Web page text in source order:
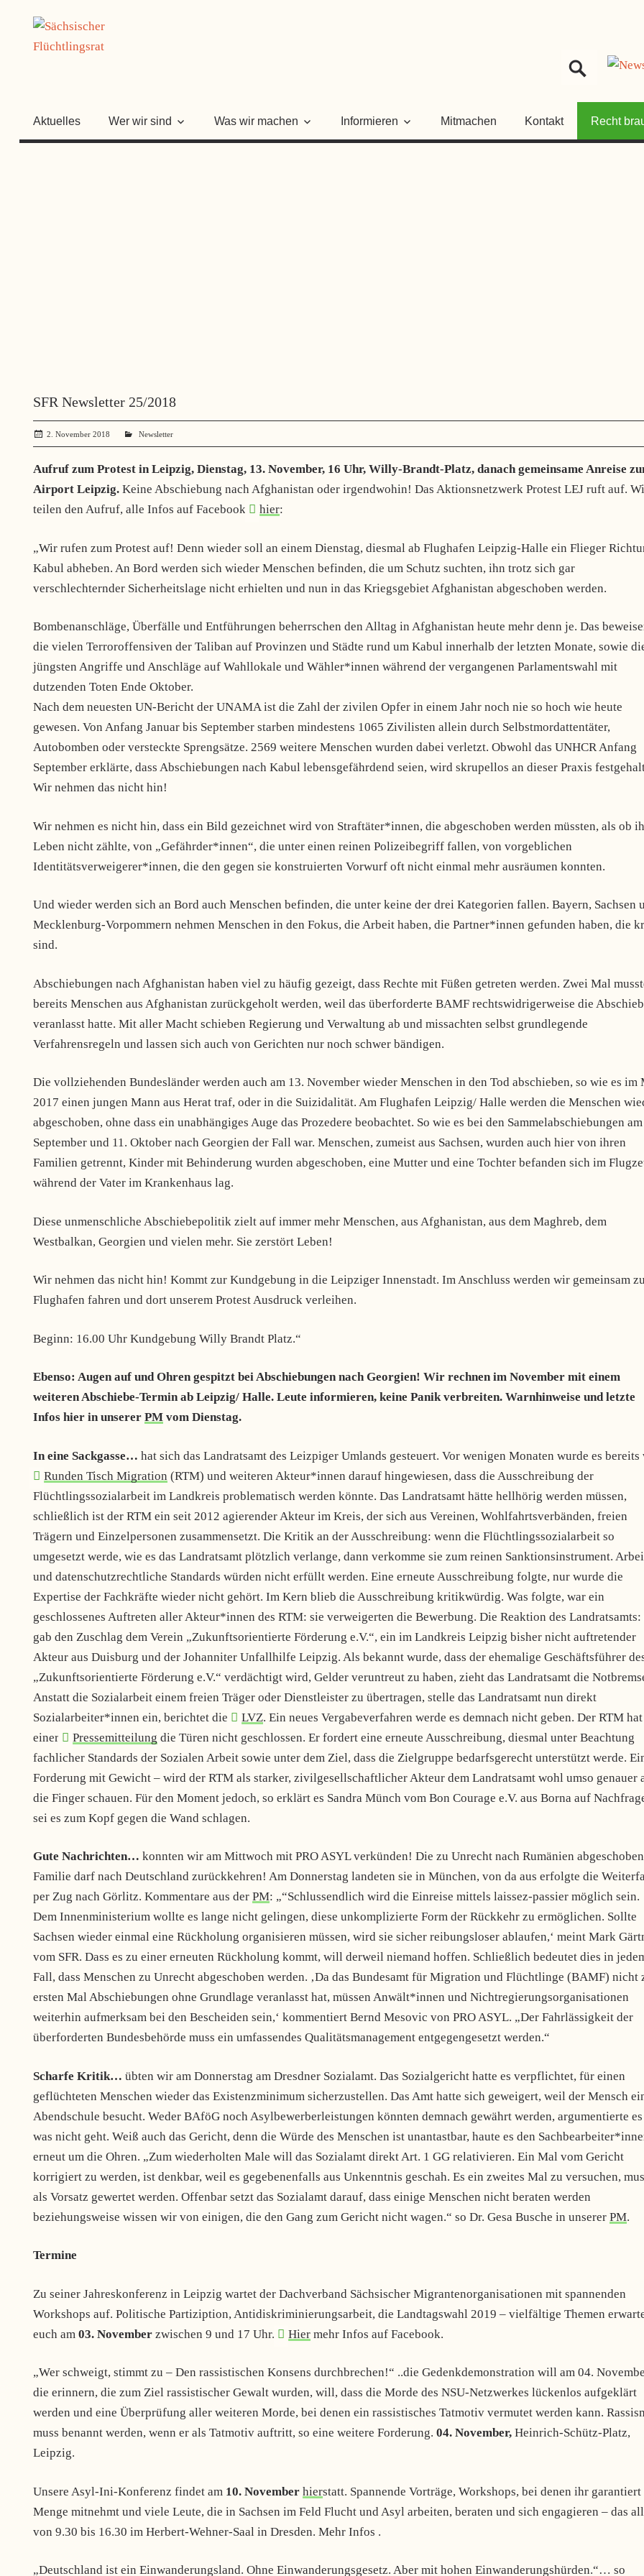
springen
Aktuelles Wer wir sind Was wir machen Informieren Mitmachen Kontakt Recht
SFR Newsletter 25/2018
2. November 2018 administrator
Newsletter
Aufruf zum Protest in Leipzig, Dienstag, 13. November, 16 Uhr, Willy-Brandt-Platz, danach gemeinsame Anreise
Airport Leipzig. Keine Abschiebung nach Afghanistan oder irgendwohin! Das Aktionsnetzwerk Protest LEJ ruft auf.
teilen den Aufruf, alle Infos auf Facebook
hier:
„Wir rufen zum Protest auf! Denn wieder soll an einem Dienstag, diesmal ab Flughafen Leipzig-Halle ein Flieger
Kabul abheben. An Bord werden sich wieder Menschen befinden, die um Schutz suchten, ihn trotz sich gar
verschlechternder Sicherheitslage nicht erhielten und nun in das Kriegsgebiet Afghanistan abgeschoben werden.
Bombenanschläge, Überfälle und Entführungen beherrschen den Alltag in Afghanistan heute mehr denn je. Das
die vielen Terroroffensiven der Taliban auf Provinzen und Städte rund um Kabul innerhalb der letzten Monate, sowie
jüngsten Angriffe und Anschläge auf Wahllokale und Wähler*innen während der vergangenen Parlamentswahl mit
dutzenden Toten Ende Oktober.
Nach dem neuesten UN-Bericht der UNAMA ist die Zahl der zivilen Opfer in einem Jahr noch nie so hoch wie heute
gewesen. Von Anfang Januar bis September starben mindestens 1065 Zivilisten allein durch Selbstmordattentäter,
Autobomben oder versteckte Sprengsätze. 2569 weitere Menschen wurden dabei verletzt. Obwohl das UNHCR Anfang
September erklärte, dass Abschiebungen nach Kabul lebensgefährdend seien, wird skrupellos an dieser Praxis
Wir nehmen das nicht hin!
Wir nehmen es nicht hin, dass ein Bild gezeichnet wird von Straftäter*innen, die abgeschoben werden müssten, als ob
Leben nicht zählte, von „Gefährder*innen“, die unter einen reinen Polizeibegriff fallen, von vorgeblichen
Identitätsverweigerer*innen, die den gegen sie konstruierten Vorwurf oft nicht einmal mehr ausräumen konnten.
Und wieder werden sich an Bord auch Menschen befinden, die unter keine der drei Kategorien fallen. Bayern, Sachsen
Mecklenburg-Vorpommern nehmen Menschen in den Fokus, die Arbeit haben, die Partner*innen gefunden haben, die
sind.
Abschiebungen nach Afghanistan haben viel zu häufig gezeigt, dass Rechte mit Füßen getreten werden. Zwei Mal
bereits Menschen aus Afghanistan zurückgeholt werden, weil das überforderte BAMF rechtswidrigerweise die
veranlasst hatte. Mit aller Macht schieben Regierung und Verwaltung ab und missachten selbst grundlegende
Verfahrensregeln und lassen sich auch von Gerichten nur noch schwer bändigen.
Die vollziehenden Bundesländer werden auch am 13. November wieder Menschen in den Tod abschieben, so wie es im
2017 einen jungen Mann aus Herat traf, oder in die Suizidalität. Am Flughafen Leipzig/ Halle werden die Menschen
abgeschoben, ohne dass ein unabhängiges Auge das Prozedere beobachtet. So wie es bei den Sammelabschiebungen am
September und 11. Oktober nach Georgien der Fall war. Menschen, zumeist aus Sachsen, wurden auch hier von ihren
Familien getrennt, Kinder mit Behinderung wurden abgeschoben, eine Mutter und eine Tochter befanden sich im
während der Vater im Krankenhaus lag.
Diese unmenschliche Abschiebepolitik zielt auf immer mehr Menschen, aus Afghanistan, aus dem Maghreb, dem
Westbalkan, Georgien und vielen mehr. Sie zerstört Leben!
Wir nehmen das nicht hin! Kommt zur Kundgebung in die Leipziger Innenstadt. Im Anschluss werden wir gemeinsam
Flughafen fahren und dort unserem Protest Ausdruck verleihen.
Beginn: 16.00 Uhr Kundgebung Willy Brandt Platz.“
Ebenso: Augen auf und Ohren gespitzt bei Abschiebungen nach Georgien! Wir rechnen im November mit einem
weiteren Abschiebe-Termin ab Leipzig/ Halle. Leute informieren, keine Panik verbreiten. Warnhinweise und letzte
Infos hier in unserer PM vom Dienstag.
In eine Sackgasse… hat sich das Landratsamt des Leizpiger Umlands gesteuert. Vor wenigen Monaten wurde es bereits
Runden Tisch Migration (RTM) und weiteren Akteur*innen darauf hingewiesen, dass die Ausschreibung der
Flüchtlingssozialarbeit im Landkreis problematisch werden könnte. Das Landratsamt hätte hellhörig werden müssen,
schließlich ist der RTM ein seit 2012 agierender Akteur im Kreis, der sich aus Vereinen, Wohlfahrtsverbänden, freien
Trägern und Einzelpersonen zusammensetzt. Die Kritik an der Ausschreibung: wenn die Flüchtlingssozialarbeit so
umgesetzt werde, wie es das Landratsamt plötzlich verlange, dann verkomme sie zum reinen Sanktionsinstrument.
und datenschutzrechtliche Standards würden nicht erfüllt werden. Eine erneute Ausschreibung folgte, nur wurde die
Expertise der Fachkräfte wieder nicht gehört. Im Kern blieb die Ausschreibung kritikwürdig. Was folgte, war ein
geschlossenes Auftreten aller Akteur*innen des RTM: sie verweigerten die Bewerbung. Die Reaktion des Landratsamts:
gab den Zuschlag dem Verein „Zukunftsorientierte Förderung e.V.“, ein im Landkreis Leipzig bisher nicht auftretender
Akteur aus Duisburg und der Johanniter Unfallhilfe Leipzig. Als bekannt wurde, dass der ehemalige Geschäftsführer
„Zukunftsorientierte Förderung e.V.“ verdächtigt wird, Gelder veruntreut zu haben, zieht das Landratsamt die
Anstatt die Sozialarbeit einem freien Träger oder Dienstleister zu übertragen, stelle das Landratsamt nun direkt
Sozialarbeiter*innen ein, berichtet die
LVZ.Ein neues Vergabeverfahren werde es demnach nicht geben. Der RTM
einer
Pressemitteilung die Türen nicht geschlossen. Er fordert eine erneute Ausschreibung, diesmal unter Beachtung
fachlicher Standards der Sozialen Arbeit sowie unter dem Ziel, dass die Zielgruppe bedarfsgerecht unterstützt werde.
Forderung mit Gewicht – wird der RTM als starker, zivilgesellschaftlicher Akteur dem Landratsamt wohl umso genauer
die Finger schauen. Für den Moment jedoch, so erklärt es Sandra Münch vom Bon Courage e.V. aus Borna auf
sei es zum Kopf gegen die Wand schlagen.
Gute Nachrichten… konnten wir am Mittwoch mit PRO ASYL verkünden! Die zu Unrecht nach Rumänien
Familie darf nach Deutschland zurückkehren! Am Donnerstag landeten sie in München, von da aus erfolgte die
per Zug nach Görlitz. Kommentare aus der PM: „“Schlussendlich wird die Einreise mittels laissez-passier möglich sein.
Dem Innenministerium wollte es lange nicht gelingen, diese unkomplizierte Form der Rückkehr zu ermöglichen. Sollte
Sachsen wieder einmal eine Rückholung organisieren müssen, wird sie sicher reibungsloser ablaufen,‘ meint Mark
vom SFR. Dass es zu einer erneuten Rückholung kommt, will derweil niemand hoffen. Schließlich bedeutet dies in
Fall, dass Menschen zu Unrecht abgeschoben werden. ‚Da das Bundesamt für Migration und Flüchtlinge (BAMF) nicht
ersten Mal Abschiebungen ohne Grundlage veranlasst hat, müssen Anwält*innen und Nichtregierungsorganisationen
weiterhin aufmerksam bei den Bescheiden sein,‘ kommentiert Bernd Mesovic von PRO ASYL. „Der Fahrlässigkeit der
überforderten Bundesbehörde muss ein umfassendes Qualitätsmanagement entgegengesetzt werden.“
Scharfe Kritik… übten wir am Donnerstag am Dresdner Sozialamt. Das Sozialgericht hatte es verpflichtet, für einen
geflüchteten Menschen wieder das Existenzminimum sicherzustellen. Das Amt hatte sich geweigert, weil der Mensch
Abendschule besucht. Weder BAföG noch Asylbewerberleistungen könnten demnach gewährt werden, argumentierte
was nicht geht. Weiß auch das Gericht, denn die Würde des Menschen ist unantastbar, haute es den
erneut um die Ohren. „Zum wiederholten Male will das Sozialamt direkt Art. 1 GG relativieren. Ein Mal vom Gericht
korrigiert zu werden, ist denkbar, weil es gegebenenfalls aus Unkenntnis geschah. Es ein zweites Mal zu versuchen,
als Vorsatz gewertet werden. Offenbar setzt das Sozialamt darauf, dass einige Menschen nicht beraten werden
beziehungsweise wissen wir von einigen, die den Gang zum Gericht nicht wagen.“ so Dr. Gesa Busche in unserer PM.
Termine
Zu seiner Jahreskonferenz in Leipzig wartet der Dachverband Sächsischer Migrantenorganisationen mit spannenden
Workshops auf. Politische Partiziption, Antidiskriminierungsarbeit, die Landtagswahl 2019 – vielfältige Themen
euch am 03. November zwischen 9 und 17 Uhr. Hier mehr Infos auf Facebook.
„Wer schweigt, stimmt zu – Den rassistischen Konsens durchbrechen!“ ..die Gedenkdemonstration will am 04.
die erinnern, die zum Ziel rassistischer Gewalt wurden, will, dass die Morde des NSU-Netzwerkes lückenlos aufgeklärt
werden und eine Überprüfung aller weiteren Morde, bei denen ein rassistisches Tatmotiv vermutet werden kann.
muss benannt werden, wenn er als Tatmotiv auftritt, so eine weitere Forderung. 04. November, Heinrich-Schütz-Platz,
Leipzig.
Unsere Asyl-Ini-Konferenz findet am 10. November hierstatt. Spannende Vorträge, Workshops, bei denen ihr garantiert
Menge mitnehmt und viele Leute, die in Sachsen im Feld Flucht und Asyl arbeiten, beraten und sich engagieren – das
von 9.30 bis 16.30 im Herbert-Wehner-Saal in Dresden. Mehr Infos .
„Deutschland ist ein Einwanderungsland. Ohne Einwanderungsgesetz. Aber mit hohen Einwanderungshürden.“… so